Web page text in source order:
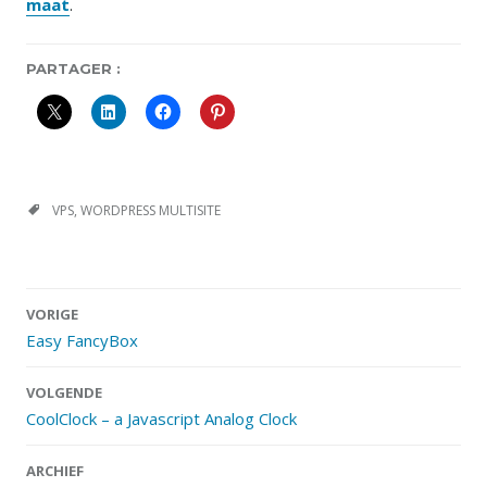
maat.
PARTAGER :
VPS, WORDPRESS MULTISITE
VORIGE
Easy FancyBox
VOLGENDE
CoolClock – a Javascript Analog Clock
ARCHIEF